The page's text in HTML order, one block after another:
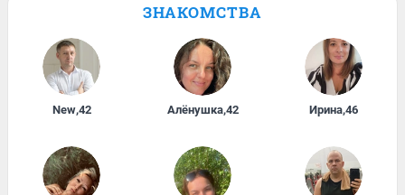
ЗНАКОМСТВА
New,42 Алёнушка,42 Ирина,46